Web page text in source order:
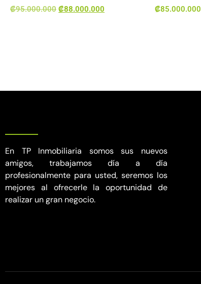
₡95.000.000 ₡88.000.000 ₡85.000.000
En TP Inmobiliaria somos sus nuevos
amigos, trabajamos día a día
profesionalmente para usted, seremos los
mejores al ofrecerle la oportunidad de
realizar un gran negocio.